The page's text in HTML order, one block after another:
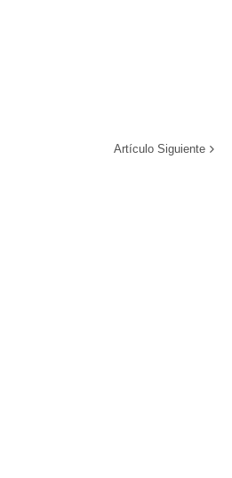
Artículo Siguiente